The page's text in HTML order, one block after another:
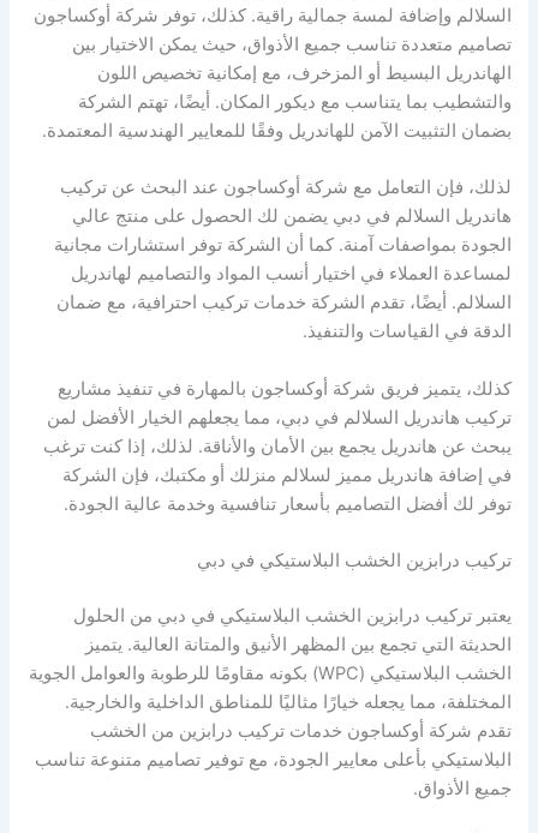
السلالم وإضافة لمسة جمالية راقية. كذلك، توفر شركة أوكساجون
تصاميم متعددة تناسب جميع الأذواق، حيث يمكن الاختيار بين
الهاندريل البسيط أو المزخرف، مع إمكانية تخصيص اللون
والتشطيب بما يتناسب مع ديكور المكان. أيضًا، تهتم الشركة
بضمان التثبيت الآمن للهاندريل وفقًا للمعايير الهندسية المعتمدة.
لذلك، فإن التعامل مع شركة أوكساجون عند البحث عن تركيب
هاندريل السلالم في دبي يضمن لك الحصول على منتج عالي
الجودة بمواصفات آمنة. كما أن الشركة توفر استشارات مجانية
لمساعدة العملاء في اختيار أنسب المواد والتصاميم لهاندريل
السلالم. أيضًا، تقدم الشركة خدمات تركيب احترافية، مع ضمان
الدقة في القياسات والتنفيذ.
كذلك، يتميز فريق شركة أوكساجون بالمهارة في تنفيذ مشاريع
تركيب هاندريل السلالم في دبي، مما يجعلهم الخيار الأفضل لمن
يبحث عن هاندريل يجمع بين الأمان والأناقة. لذلك، إذا كنت ترغب
في إضافة هاندريل مميز لسلالم منزلك أو مكتبك، فإن الشركة
توفر لك أفضل التصاميم بأسعار تنافسية وخدمة عالية الجودة.
تركيب درابزين الخشب البلاستيكي في دبي
يعتبر تركيب درابزين الخشب البلاستيكي في دبي من الحلول
الحديثة التي تجمع بين المظهر الأنيق والمتانة العالية. يتميز
الخشب البلاستيكي (WPC) بكونه مقاومًا للرطوبة والعوامل الجوية
المختلفة، مما يجعله خيارًا مثاليًا للمناطق الداخلية والخارجية.
تقدم شركة أوكساجون خدمات تركيب درابزين من الخشب
البلاستيكي بأعلى معايير الجودة، مع توفير تصاميم متنوعة تناسب
جميع الأذواق.